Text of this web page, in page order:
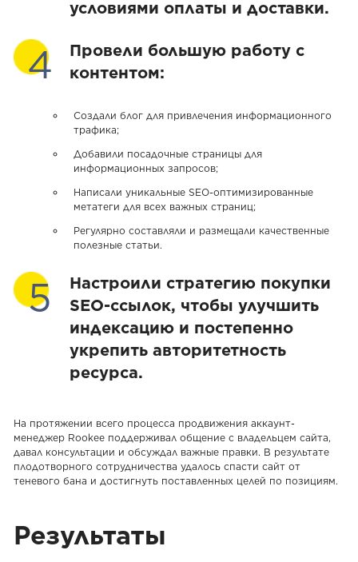
условиями оплаты и доставки.
Провели большую работу с
контентом:
Создали блог для привлечения информационного
трафика;
Добавили посадочные страницы для
информационных запросов;
Написали уникальные SEO-оптимизированные
метатеги для всех важных страниц;
Регулярно составляли и размещали качественные
полезные статьи.
Настроили стратегию покупки
SEO-ссылок, чтобы улучшить
индексацию и постепенно
укрепить авторитетность
ресурса.
На протяжении всего процесса продвижения аккаунт-
менеджер Rookee поддерживал общение с владельцем сайта,
давал консультации и обсуждал важные правки. В результате
плодотворного сотрудничества удалось спасти сайт от
теневого бана и достигнуть поставленных целей по позициям.
Результаты